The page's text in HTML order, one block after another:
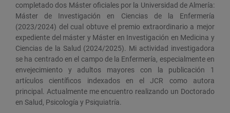
completado dos Máster oficiales por la Universidad de Almería:
Máster de Investigación en Ciencias de la Enfermería
(2023/2024) del cual obtuve el premio extraordinario a mejor
expediente del máster y Máster en Investigación en Medicina y
Ciencias de la Salud (2024/2025). Mi actividad investigadora
se ha centrado en el campo de la Enfermería, especialmente en
envejecimiento y adultos mayores con la publicación 1
artículos científicos indexados en el JCR como autora
principal. Actualmente me encuentro realizando un Doctorado
en Salud, Psicología y Psiquiatría.